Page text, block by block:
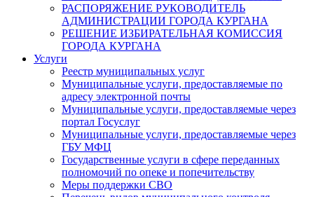
РАСПОРЯЖЕНИЕ РУКОВОДИТЕЛЬ
АДМИНИСТРАЦИИ ГОРОДА КУРГАНА
РЕШЕНИЕ ИЗБИРАТЕЛЬНАЯ КОМИССИЯ
ГОРОДА КУРГАНА
Услуги
Реестр муниципальных услуг
Муниципальные услуги, предоставляемые по
адресу электронной почты
Муниципальные услуги, предоставляемые через
портал Госуслуг
Муниципальные услуги, предоставляемые через
ГБУ МФЦ
Государственные услуги в сфере переданных
полномочий по опеке и попечительству
Меры поддержки СВО